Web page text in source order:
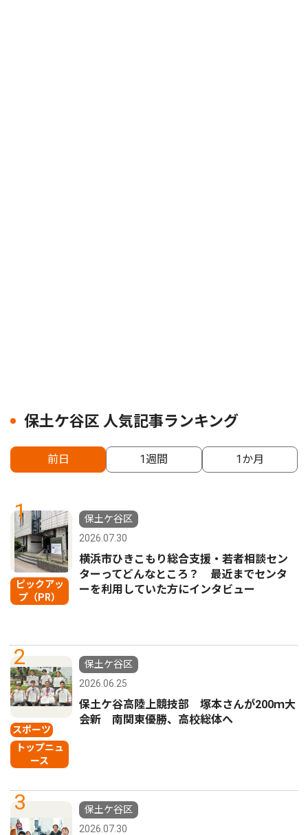
保土ケ谷区 人気記事ランキング
前日 1週間 1か月
1
ピックアッ
プ（PR）
保土ケ谷区
2026.07.30
横浜市ひきこもり総合支援・若者相談セン
ターってどんなところ？ 最近までセンタ
ーを利用していた方にインタビュー
2
スポーツ
トップニュ
ース
保土ケ谷区
2026.06.25
保土ケ谷高陸上競技部 塚本さんが200ｍ大
会新 南関東優勝、高校総体へ
3
保土ケ谷区
2026.07.30